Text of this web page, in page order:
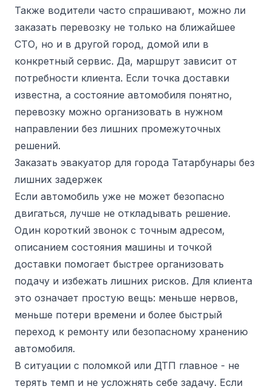
Также водители часто спрашивают, можно ли
заказать перевозку не только на ближайшее
СТО, но и в другой город, домой или в
конкретный сервис. Да, маршрут зависит от
потребности клиента. Если точка доставки
известна, а состояние автомобиля понятно,
перевозку можно организовать в нужном
направлении без лишних промежуточных
решений.
Заказать эвакуатор для города Татарбунары без
лишних задержек
Если автомобиль уже не может безопасно
двигаться, лучше не откладывать решение.
Один короткий звонок с точным адресом,
описанием состояния машины и точкой
доставки помогает быстрее организовать
подачу и избежать лишних рисков. Для клиента
это означает простую вещь: меньше нервов,
меньше потери времени и более быстрый
переход к ремонту или безопасному хранению
автомобиля.
В ситуации с поломкой или ДТП главное - не
терять темп и не усложнять себе задачу. Если